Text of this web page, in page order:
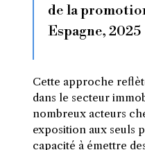
de la
Espagne, 2025
Cette approche
dans le secteur
nombreux acteurs
exposition aux seuls
capacité à émettre